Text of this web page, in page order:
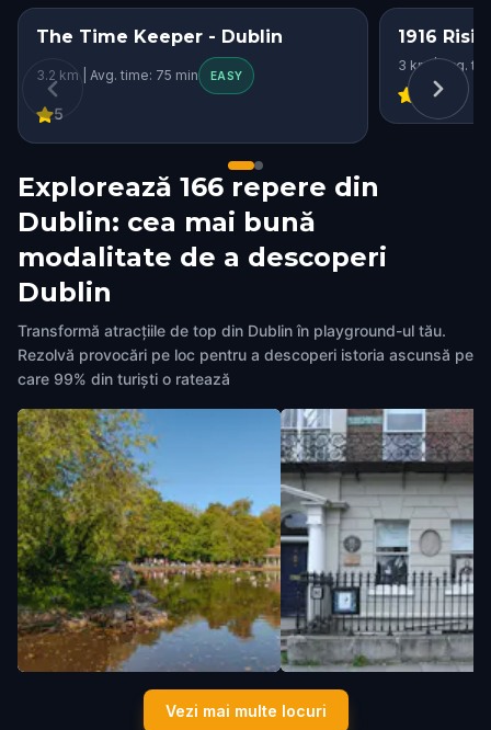
The Time Keeper - Dublin
3.2 km | Avg. time: 75 min EASY
5
1916
3 km | Avg.
4.38
Explorează 166 repere din
Dublin: cea mai bună
modalitate de a descoperi
Dublin
Transformă atracțiile de top din Dublin în playground-ul tău.
Rezolvă provocări pe loc pentru a descoperi istoria ascunsă pe
care 99% din turiști o ratează
St Stephen’s Green Oscar Wilde House
Dublin
Vezi mai multe locuri